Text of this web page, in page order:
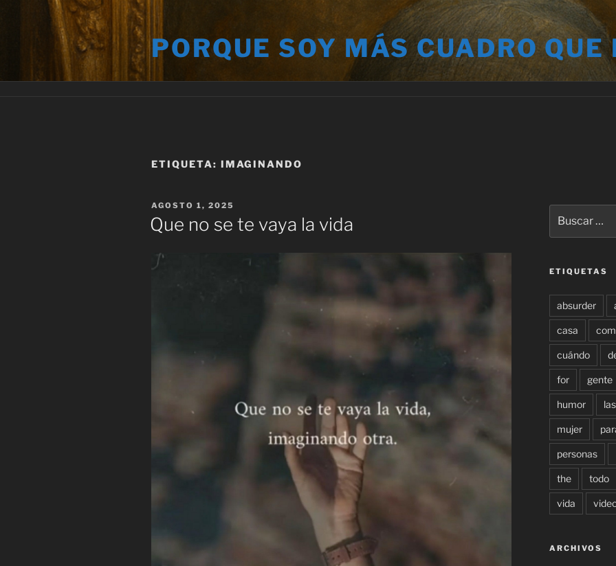
PORQUE SOY MÁS CUADRO QUE
ETIQUETA: IMAGINANDO
PUBLICADO
EL
AGOSTO 1, 2025
Que no se te vaya la vida
por:
ETIQUETAS
absurder
casa
cuándo
for gente
humor las
mujer
personas
the todo
vida
ARCHIVOS